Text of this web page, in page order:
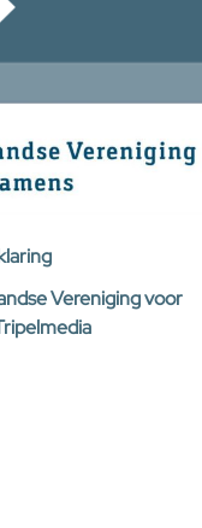
Vereniging voor